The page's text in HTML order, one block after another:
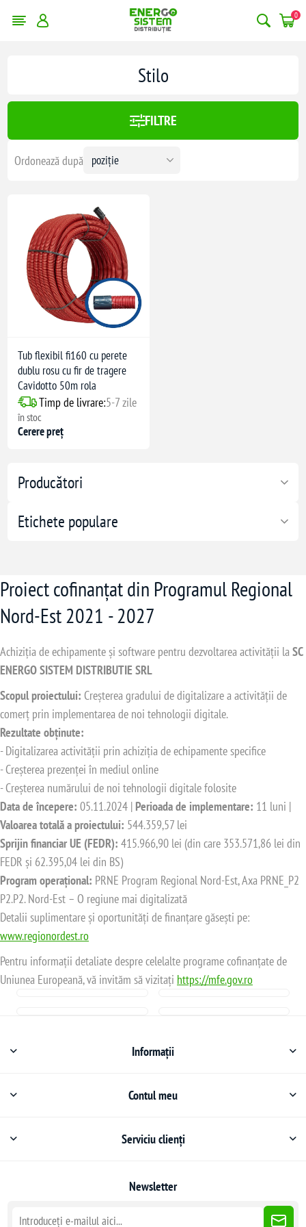
0
24
Producători
Etichete populare
Stilo
FILTRE
Ordonează după
Tub flexibil fi160 cu perete
dublu rosu cu fir de tragere
Cavidotto 50m rola
Timp de livrare:5-7 zile
în stoc
Cerere preț
Proiect cofinanțat din Programul Regional
Nord-Est 2021 - 2027
Achiziția de echipamente și software pentru dezvoltarea activității laSC
ENERGO SISTEM DISTRIBUTIE SRL
Scopul proiectului: Creșterea gradului de digitalizare a activității de
comerț prin implementarea de noi tehnologii digitale.
Rezultate obținute:
- Digitalizarea activității prin achiziția de echipamente specifice
- Creșterea prezenței în mediul online
- Creșterea numărului de noi tehnologii digitale folosite
Data de începere: 05.11.2024 | Perioada de implementare: 11 luni |
Valoarea totală a proiectului: 544.359,57 lei
Sprijin financiar UE (FEDR): 415.966,90 lei (din care 353.571,86 lei din
FEDR și 62.395,04 lei din BS)
Program operațional: PRNE Program Regional Nord-Est, Axa PRNE_P2
P2.P2. Nord-Est – O regiune mai digitalizată
Detalii suplimentare și oportunități de finanțare găsești pe:
www.regionordest.ro
Pentru informații detaliate despre celelalte programe cofinanțate de
Uniunea Europeană, vă invităm să vizitați https://mfe.gov.ro
Informații
Contul meu
Serviciu clienți
Newsletter